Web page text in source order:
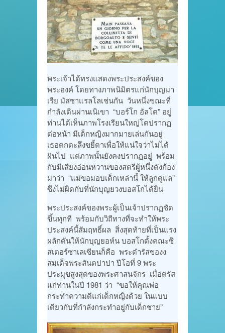
พระเจ้าได้ทรงแสดงพระประสงค์ของ
พระองค์ โดยทางภาพนิมิตรแก่นักบุญมา
เรีย มัสซาแรลโลเช่นกัน วันหนึ่งขณะที่
กำลังเดินผ่านเนิเขา “บอร์โก อัลโต” อยู่
ท่านได้เห็นภาพโรงเรียนใหญ่โตปรากฏ
ต่อหน้า มีเด็กหญิงมากมายเล่นกันอยู่
เธอตกตะลึงขยี้ตาเพื่อให้แน่ใจว่าไม่ได้
ฝันไป แต่ภาพนั้นยังคงปรากฏอยู่ พร้อม
กับมีเสียงอ่อนหวานของสตรีผู้หนึ่งดังก้อง
มาว่า “แม่ขอมอบเด็กเหล่านี้ ให้ลูกดูแล”
ซึงไม่ผิดกับที่นักบุญยวงบอสโกได้ยิน
พระประสงค์ของพระผู้เป็นเจ้าปรากฏชัด
ขึ้นทุกที พร้อมกับวิถีทางที่จะทำให้พระ
ประสงค์นี้สัมฤทธิ์ผล สิ่งสุดท้ายที่เป็นแรง
ผลักดันให้นักบุญยอห์น บอสโกตั้งคณะซิ
สเตอร์ซาเลเซียนก็คือ พระดำรัสของง
สมเด็จพระสันตปาปา ปีโอที่ 9 พระ
ประมุขสูงสุดของพระศาสนจักร เมื่อตรัส
แก่ท่านในปี 1981 ว่า “ขอให้คุณพ่อ
กระทำความดีแก่เด็กหญิงด้วย ในแบบ
เดียวกับที่กำลังกระทำอยู่กับเด็กชาย”